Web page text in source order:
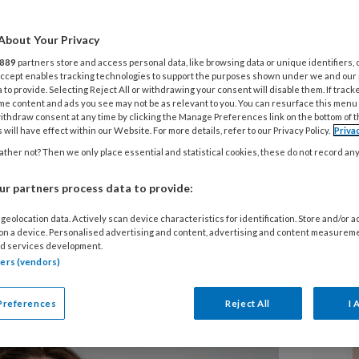
Hoe
perfecte lichaam. Bezig zijn met
die aandacht voor een gezond
over een eetstoornis? En hoe
Prof. Klaske
graatmagere meisje is maar het
Your Privacy
889 partners store and access personal data, like browsing data or unique identifiers,
enables tracking technologies to support the purposes shown under we and
to provide. Selecting Reject All or withdrawing your consent will disable them. If
content and ads you see may not be as relevant to you. You can resurface this
consent at any time by clicking the Manage Preferences link on the bottom of
will have effect within our Website. For more details, refer to our Privacy Policy.
not? Then we only place essential and statistical cookies, these do not record
partners process data to provide:
data. Actively scan device characteristics for identification. Store and/or
a device. Personalised advertising and content, advertising and content
services development.
(vendors)
Reject All I